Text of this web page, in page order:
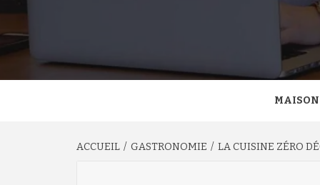
MAISON
ACCUEIL GASTRONOMIE LA CUISINE ZÉRO